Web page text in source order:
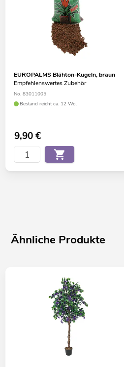
EUROPALMS Blähton-Kugeln, braun
Empfehlenswertes Zubehör
No. 83011005
Bestand reicht ca. 12 Wo.
9,90€
Ähnliche Produkte